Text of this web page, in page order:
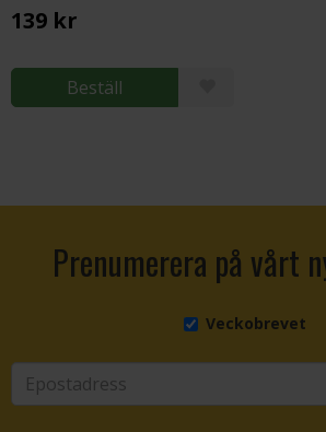
139 kr
Beställ
Prenumerera på vårt
Veckobrevet